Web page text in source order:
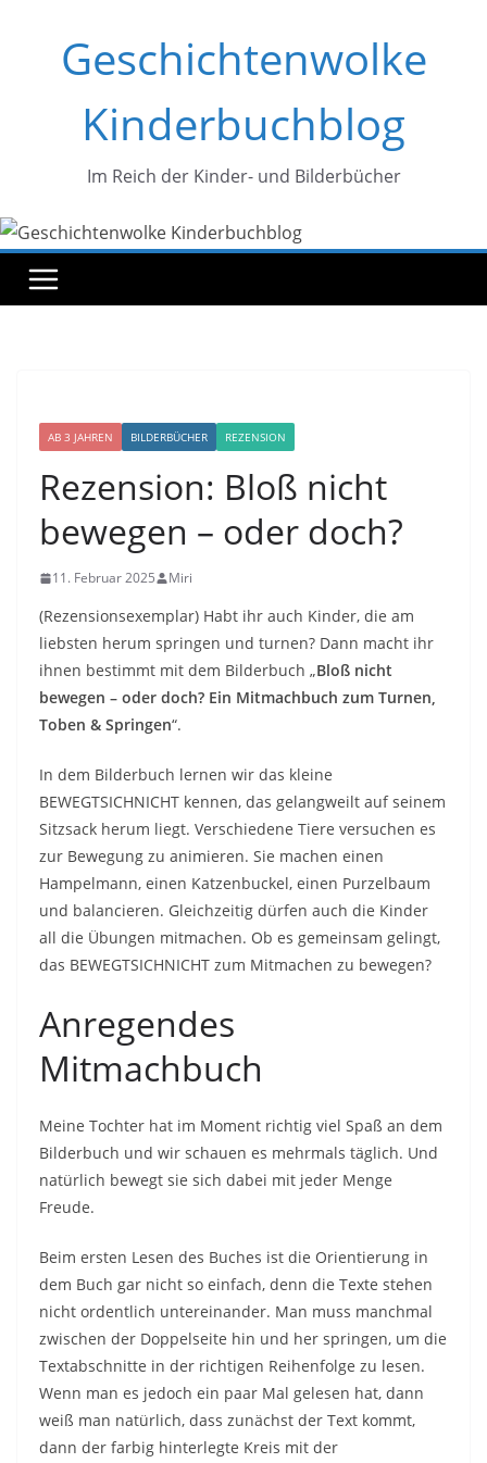
springenGeschichtenwolke
Kinderbuchblog
Im Reich der Kinder- und Bilderbücher
AB 3 JAHREN BILDERBÜCHER REZENSION
Rezension: Bloß nicht
bewegen – oder doch?
11. Februar 2025 Miri
(Rezensionsexemplar) Habt ihr auch Kinder, die am
liebsten herum springen und turnen? Dann macht ihr
ihnen bestimmt mit dem Bilderbuch „Bloß nicht
bewegen – oder doch? Ein Mitmachbuch zum Turnen,
Toben & Springen“.
In dem Bilderbuch lernen wir das kleine
BEWEGTSICHNICHT kennen, das gelangweilt auf seinem
Sitzsack herum liegt. Verschiedene Tiere versuchen es
zur Bewegung zu animieren. Sie machen einen
Hampelmann, einen Katzenbuckel, einen Purzelbaum
und balancieren. Gleichzeitig dürfen auch die Kinder
all die Übungen mitmachen. Ob es gemeinsam gelingt,
das BEWEGTSICHNICHT zum Mitmachen zu bewegen?
Anregendes
Mitmachbuch
Meine Tochter hat im Moment richtig viel Spaß an dem
Bilderbuch und wir schauen es mehrmals täglich. Und
natürlich bewegt sie sich dabei mit jeder Menge
Freude.
Beim ersten Lesen des Buches ist die Orientierung in
dem Buch gar nicht so einfach, denn die Texte stehen
nicht ordentlich untereinander. Man muss manchmal
zwischen der Doppelseite hin und her springen, um die
Textabschnitte in der richtigen Reihenfolge zu lesen.
Wenn man es jedoch ein paar Mal gelesen hat, dann
weiß man natürlich, dass zunächst der Text kommt,
dann der farbig hinterlegte Kreis mit der